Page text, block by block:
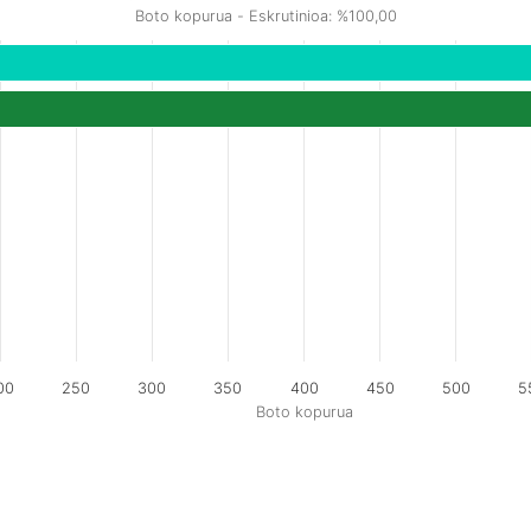
Boto kopurua
Boto kopurua - Eskrutinioa: %100,00
250 300 350 400 450 500